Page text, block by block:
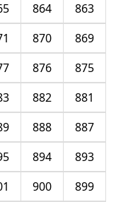
863
864
869
870
875
876
881
882
887
888
893
894
899
900